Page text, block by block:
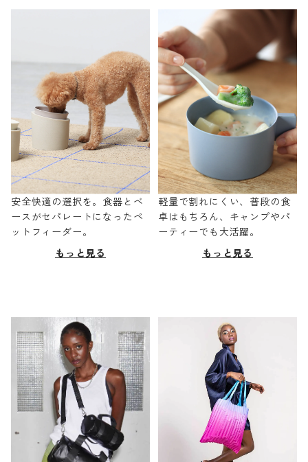
安全快適の選択を。食器とベ
ースがセパレートになったペ
ットフィーダー。
もっと見る
軽量で割れにくい、普段の食
卓はもちろん、キャンプやパ
ーティーでも大活躍。
もっと見る